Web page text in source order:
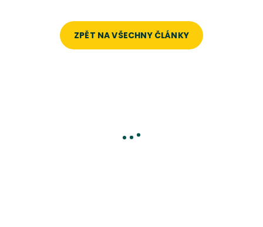
ZPĚT NA VŠECHNY ČLÁNKY